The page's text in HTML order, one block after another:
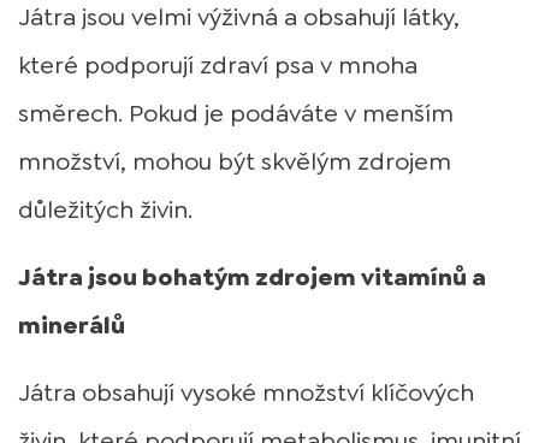
Játra jsou velmi výživná a obsahují látky,
které podporují zdraví psa v mnoha
směrech. Pokud je podáváte v menším
množství, mohou být skvělým zdrojem
důležitých živin.
Játra jsou bohatým zdrojem vitamínů a
minerálů
Játra obsahují vysoké množství klíčových